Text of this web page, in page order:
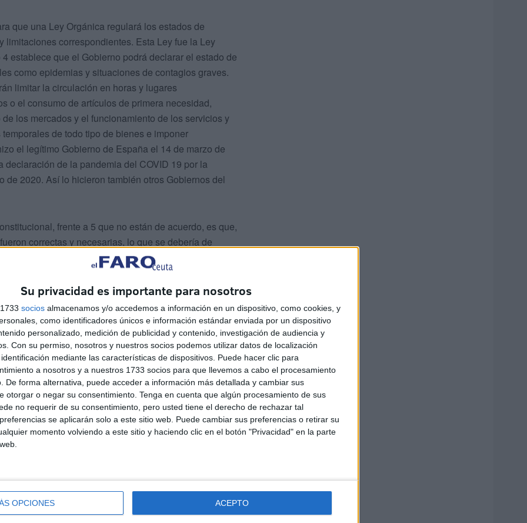
Su privacidad es importante para nosotros
socios almacenamos y/o accedemos a información en un dispositivo, como cookies, y
como identificadores únicos e información estándar enviada por un dispositivo
personalizado, medición de publicidad y contenido, investigación de audiencia y
Con su permiso, nosotros y nuestros socios podemos utilizar datos de localización
mediante las características de dispositivos. Puede hacer clic para
a nosotros y a nuestros 1733 socios para que llevemos a cabo el procesamiento
De forma alternativa, puede acceder a información más detallada y cambiar sus
otorgar o negar su consentimiento. Tenga en cuenta que algún procesamiento de sus
no requerir de su consentimiento, pero usted tiene el derecho de rechazar tal
se aplicarán solo a este sitio web. Puede cambiar sus preferencias o retirar su
momento volviendo a este sitio y haciendo clic en el botón "Privacidad" en la parte
OPCIONES ACEPTO
que una Ley Orgánica regulará los estados de
correspondientes. Esta Ley fue la Ley
establece que el Gobierno podrá declarar el estado de
como epidemias y situaciones de contagios graves.
limitar la circulación en horas y lugares
o el consumo de artículos de primera necesidad,
los mercados y el funcionamiento de los servicios y
de todo tipo de bienes e imponer
el legítimo Gobierno de España el 14 de marzo de
de la pandemia del COVID 19 por la
2020. Así lo hicieron también otros Gobiernos del
frente a 5 que no están de acuerdo, es que,
correctas y necesarias, lo que se debería de
Alarma. La razón que esgrimen estos magistrados
del libre ejercicio de los derechos y libertades
instituciones democráticas, el de los servicios
se vieron gravemente afectados”. Por tanto, lo
el Estado de Excepción, que limita aún más los
previa del Congreso al Gobierno. Lo que discutían
los otomanos los cercaban.
declaración del Estado de Excepción hubieran
(Domicilio y Secreto de Comunicaciones), artículos
de Expresión), artículos 21 (Reunión), 28
conflicto colectivo). Es decir, como argumenta el voto
estos magistrados conservadores es que para
deberían de haber suprimido estos, en lugar de solo